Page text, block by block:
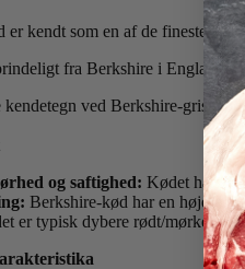
er kendt som en af de fineste og
fra Berkshire i England
ved Berkshire-grisekød:
og saftighed: Kødet har en
Berkshire-kød har en højere
er typisk dybere rødt/mørkere i